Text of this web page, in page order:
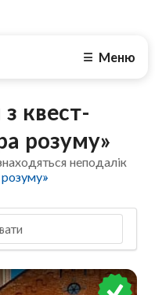
☰ Меню
квест-
розуму»
неподалік